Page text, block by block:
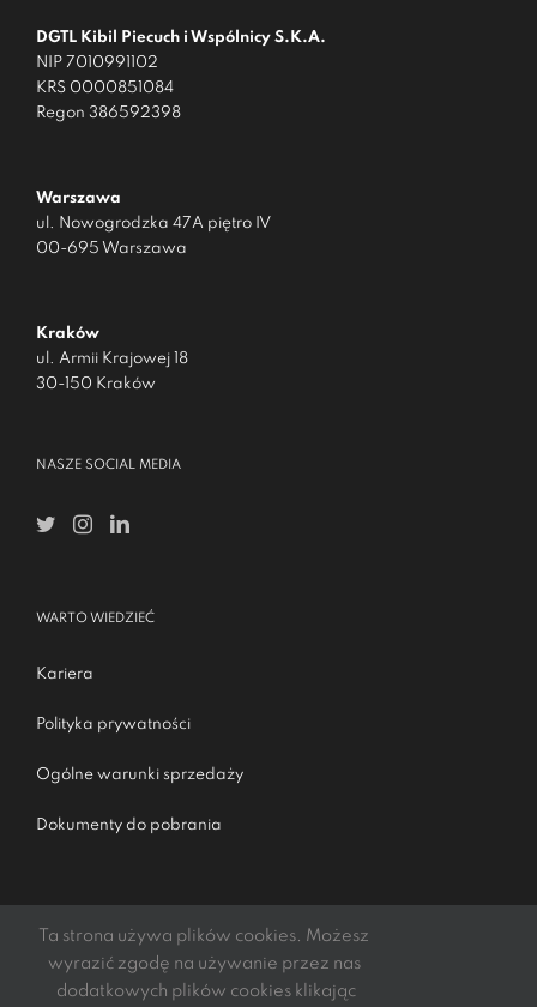
DGTL Kibil Piecuch i Wspólnicy S.K.A.
NIP 7010991102
KRS 0000851084
Regon 386592398
Warszawa
ul. Nowogrodzka 47A piętro IV
00-695 Warszawa
Kraków
ul. Armii Krajowej 18
30-150 Kraków
NASZE SOCIAL MEDIA
WARTO WIEDZIEĆ
Kariera
Polityka prywatności
Ogólne warunki sprzedaży
Dokumenty do pobrania
Ta strona używa plików cookies. Możesz
wyrazić zgodę na używanie przez nas
dodatkowych plików cookies klikając